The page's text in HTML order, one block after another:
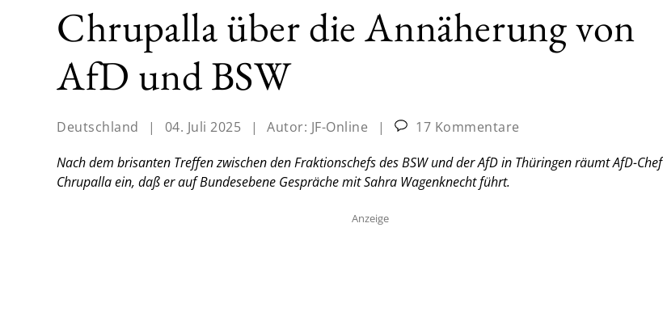
Chrupalla über die Annäherung von
AfD und BSW
Deutschland | 04. Juli 2025 | Autor: JF-Online |
17 Kommentare
Nach dem brisanten Treffen zwischen den Fraktionschefs des BSW und der AfD in Thüringen räumt AfD-Chef
Chrupalla ein, daß er auf Bundesebene Gespräche mit Sahra Wagenknecht führt.
Anzeige